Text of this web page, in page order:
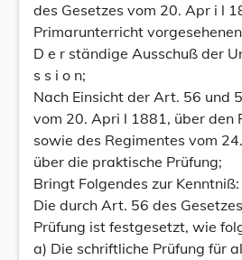
des Gesetzes vom 20. Apr i l
Primarunterricht
D e r ständige Ausschuß der
s s i o n;
Nach Einsicht der Art. 56 und
vom 20. Apri l 1881, über den
sowie des Regimentes vom
über die praktische Prüfung;
Bringt Folgendes zur Kenntniß:
Die durch Art. 56 des
Prüfung ist festgesetzt, wie
a) Die schriftliche Prüfung für